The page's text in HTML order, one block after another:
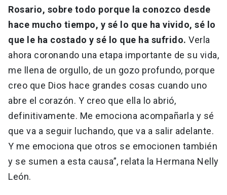
Rosario, sobre todo porque la conozco desde
hace mucho tiempo, y sé lo que ha vivido, sé lo
que le ha costado y sé lo que ha sufrido. Verla
ahora coronando una etapa importante de su vida,
me llena de orgullo, de un gozo profundo, porque
creo que Dios hace grandes cosas cuando uno
abre el corazón. Y creo que ella lo abrió,
definitivamente. Me emociona acompañarla y sé
que va a seguir luchando, que va a salir adelante.
Y me emociona que otros se emocionen también
y se sumen a esta causa”, relata la Hermana Nelly
León.